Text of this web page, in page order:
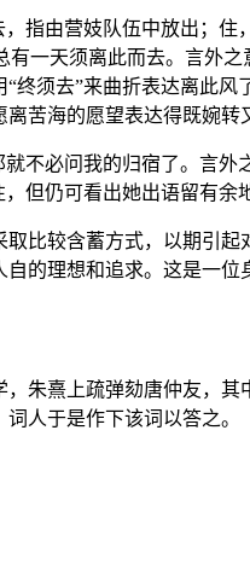
指由营妓队伍中放出；
一天须离此而去。言外
须去”来曲折表达离此
苦海的愿望表达得既婉转
不必问我的归宿了。言
仍可看出她出语留有余
比较含蓄方式，以期引
的理想和追求。这是一位
朱熹上疏弹劾唐仲友，
人于是作下该词以答之。